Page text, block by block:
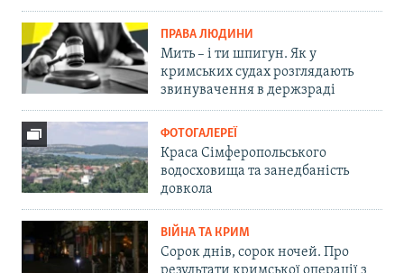
ПРАВА ЛЮДИНИ
Мить – і ти шпигун. Як у
кримських судах розглядають
звинувачення в держзраді
ФОТОГАЛЕРЕЇ
Краса Сімферопольського
водосховища та занедбаність
довкола
ВІЙНА ТА КРИМ
Сорок днів, сорок ночей. Про